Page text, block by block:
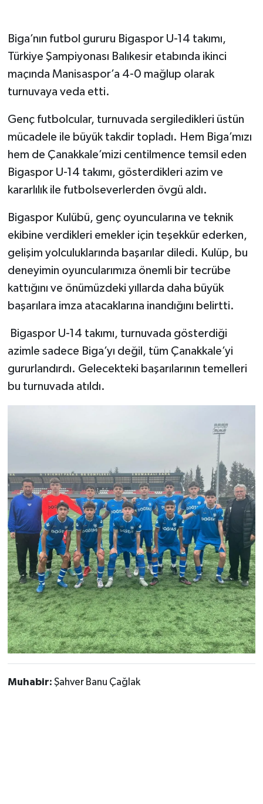
Biga’nın futbol gururu Bigaspor U-14 takımı,
Türkiye Şampiyonası Balıkesir etabında ikinci
maçında Manisaspor’a 4-0 mağlup olarak
turnuvaya veda etti.
Genç futbolcular, turnuvada sergiledikleri üstün
mücadele ile büyük takdir topladı. Hem Biga’mızı
hem de Çanakkale’mizi centilmence temsil eden
Bigaspor U-14 takımı, gösterdikleri azim ve
kararlılık ile futbolseverlerden övgü aldı.
Bigaspor Kulübü, genç oyuncularına ve teknik
ekibine verdikleri emekler için teşekkür ederken,
gelişim yolculuklarında başarılar diledi. Kulüp, bu
deneyimin oyuncularımıza önemli bir tecrübe
kattığını ve önümüzdeki yıllarda daha büyük
başarılara imza atacaklarına inandığını belirtti.
Bigaspor U-14 takımı, turnuvada gösterdiği
azimle sadece Biga’yı değil, tüm Çanakkale’yi
gururlandırdı. Gelecekteki başarılarının temelleri
bu turnuvada atıldı.
Muhabir: Şahver Banu Çağlak
Siyaset
Spor
Tarım ve Ekonomi
Teknoloji
Ulusal
Yaşam